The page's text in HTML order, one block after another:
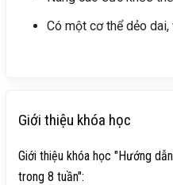
Có một cơ thể dẻo dai,
Giới thiệu khóa học
Giới thiệu khóa học "Hướng
trong 8 tuần":